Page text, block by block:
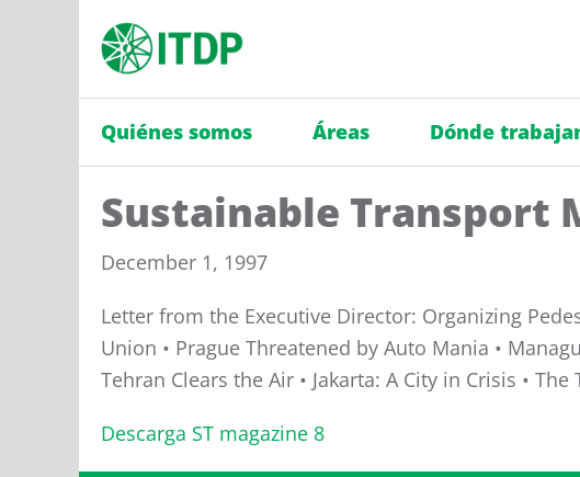
Quiénes somos Áreas Dónde
Sustainable Transport
December 1, 1997
Letter from the Executive Director: Organizing
Union • Prague Threatened by Auto Mania •
Tehran Clears the Air • Jakarta: A City in Crisis •
Descarga ST magazine 8